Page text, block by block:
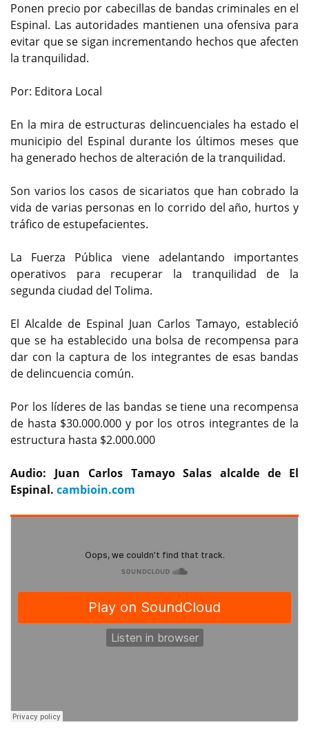
Ponen precio por cabecillas de bandas criminales en el
Espinal. Las autoridades mantienen una ofensiva para
evitar que se sigan incrementando hechos que afecten
la tranquilidad.
Por: Editora Local
En la mira de estructuras delincuenciales ha estado el
municipio del Espinal durante los últimos meses que
ha generado hechos de alteración de la tranquilidad.
Son varios los casos de sicariatos que han cobrado la
vida de varias personas en lo corrido del año, hurtos y
tráfico de estupefacientes.
La Fuerza Pública viene adelantando importantes
operativos para recuperar la tranquilidad de la
segunda ciudad del Tolima.
El Alcalde de Espinal Juan Carlos Tamayo, estableció
que se ha establecido una bolsa de recompensa para
dar con la captura de los integrantes de esas bandas
de delincuencia común.
Por los líderes de las bandas se tiene una recompensa
de hasta $30.000.000 y por los otros integrantes de la
estructura hasta $2.000.000
Audio: Juan Carlos Tamayo Salas alcalde de El
Espinal. cambioin.com